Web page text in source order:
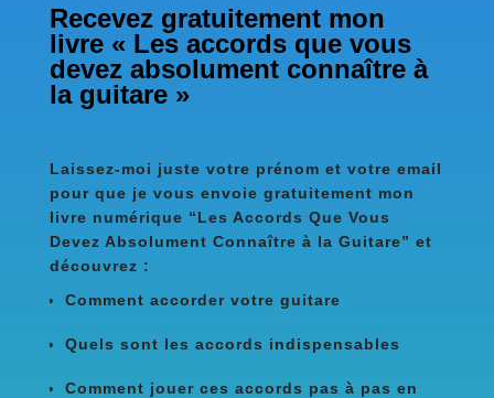
Recevez gratuitement mon
livre « Les accords que vous
devez absolument connaître à
la guitare »
Laissez-moi juste votre prénom et votre email
pour que je vous envoie gratuitement mon
livre numérique “Les Accords Que Vous
Devez Absolument Connaître à la Guitare” et
découvrez :
Comment accorder votre guitare
Quels sont les accords indispensables
Comment jouer ces accords pas à pas en